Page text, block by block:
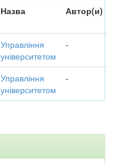
Назва Автор(и)
Управління
університетом
-
Управління
університетом
-